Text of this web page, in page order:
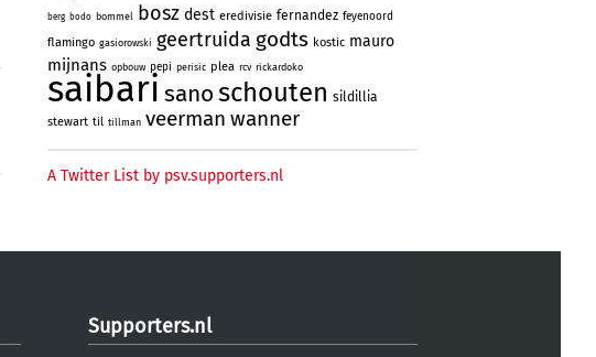
berg bodo bommel bosz dest eredivisie fernandez feyenoord
flamingo gasiorowski geertruida godts kostic mauro
mijnans opbouw pepi perisic plea rcv rickardoko
saibari sanoschouten sildillia
stewart til tillman veerman wanner
A Twitter List by psv.supporters.nl
Supporters.nl